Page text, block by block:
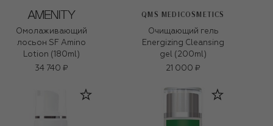
Омолаживающий
лосьон SF Amino
Lotion (180ml)
34 740 ₽
QMS MEDICOSMETICS
Очищающий гель
Energizing Cleansing
gel (200ml)
21 000 ₽